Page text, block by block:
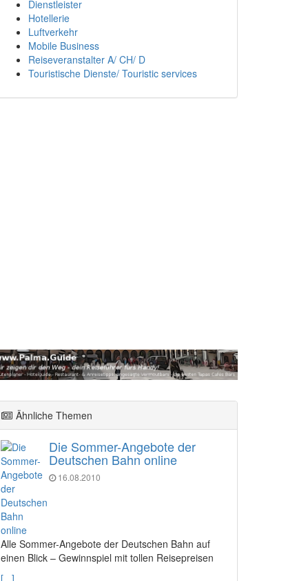
Dienstleister
Hotellerie
Luftverkehr
Mobile Business
Reiseveranstalter A/ CH/ D
Touristische Dienste/ Touristic services
Ähnliche Themen
Die Sommer-Angebote der
Deutschen Bahn online
16.08.2010
Alle Sommer-Angebote der Deutschen Bahn auf
einen Blick – Gewinnspiel mit tollen Reisepreisen